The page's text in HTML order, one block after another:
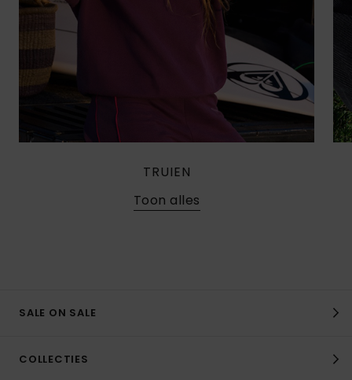
TRUIEN
Toon alles
SALE ON SALE
COLLECTIES